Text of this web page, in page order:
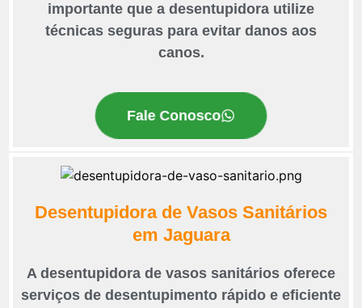
importante que a desentupidora utilize
técnicas seguras para evitar danos aos
canos.
Fale Conosco
Desentupidora de Vasos Sanitários
em Jaguara
A desentupidora de vasos sanitários oferece
serviços de desentupimento rápido e eficiente